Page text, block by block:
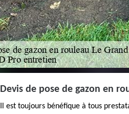
Devis de pose de gazon en
Il est toujours bénéfique à tous